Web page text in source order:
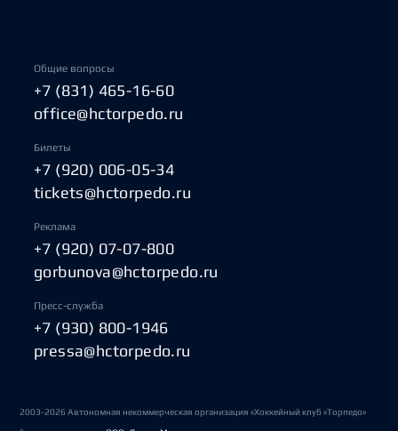
Общие вопросы
+7 (831) 465-16-60
office@hctorpedo.ru
Билеты
+7 (920) 006-05-34
tickets@hctorpedo.ru
Реклама
+7 (920) 07-07-800
gorbunova@hctorpedo.ru
Пресс-служба
+7 (930) 800-1946
pressa@hctorpedo.ru
2003-2026 Автономная некоммерческая организация «Хоккейный клуб «Торпедо»